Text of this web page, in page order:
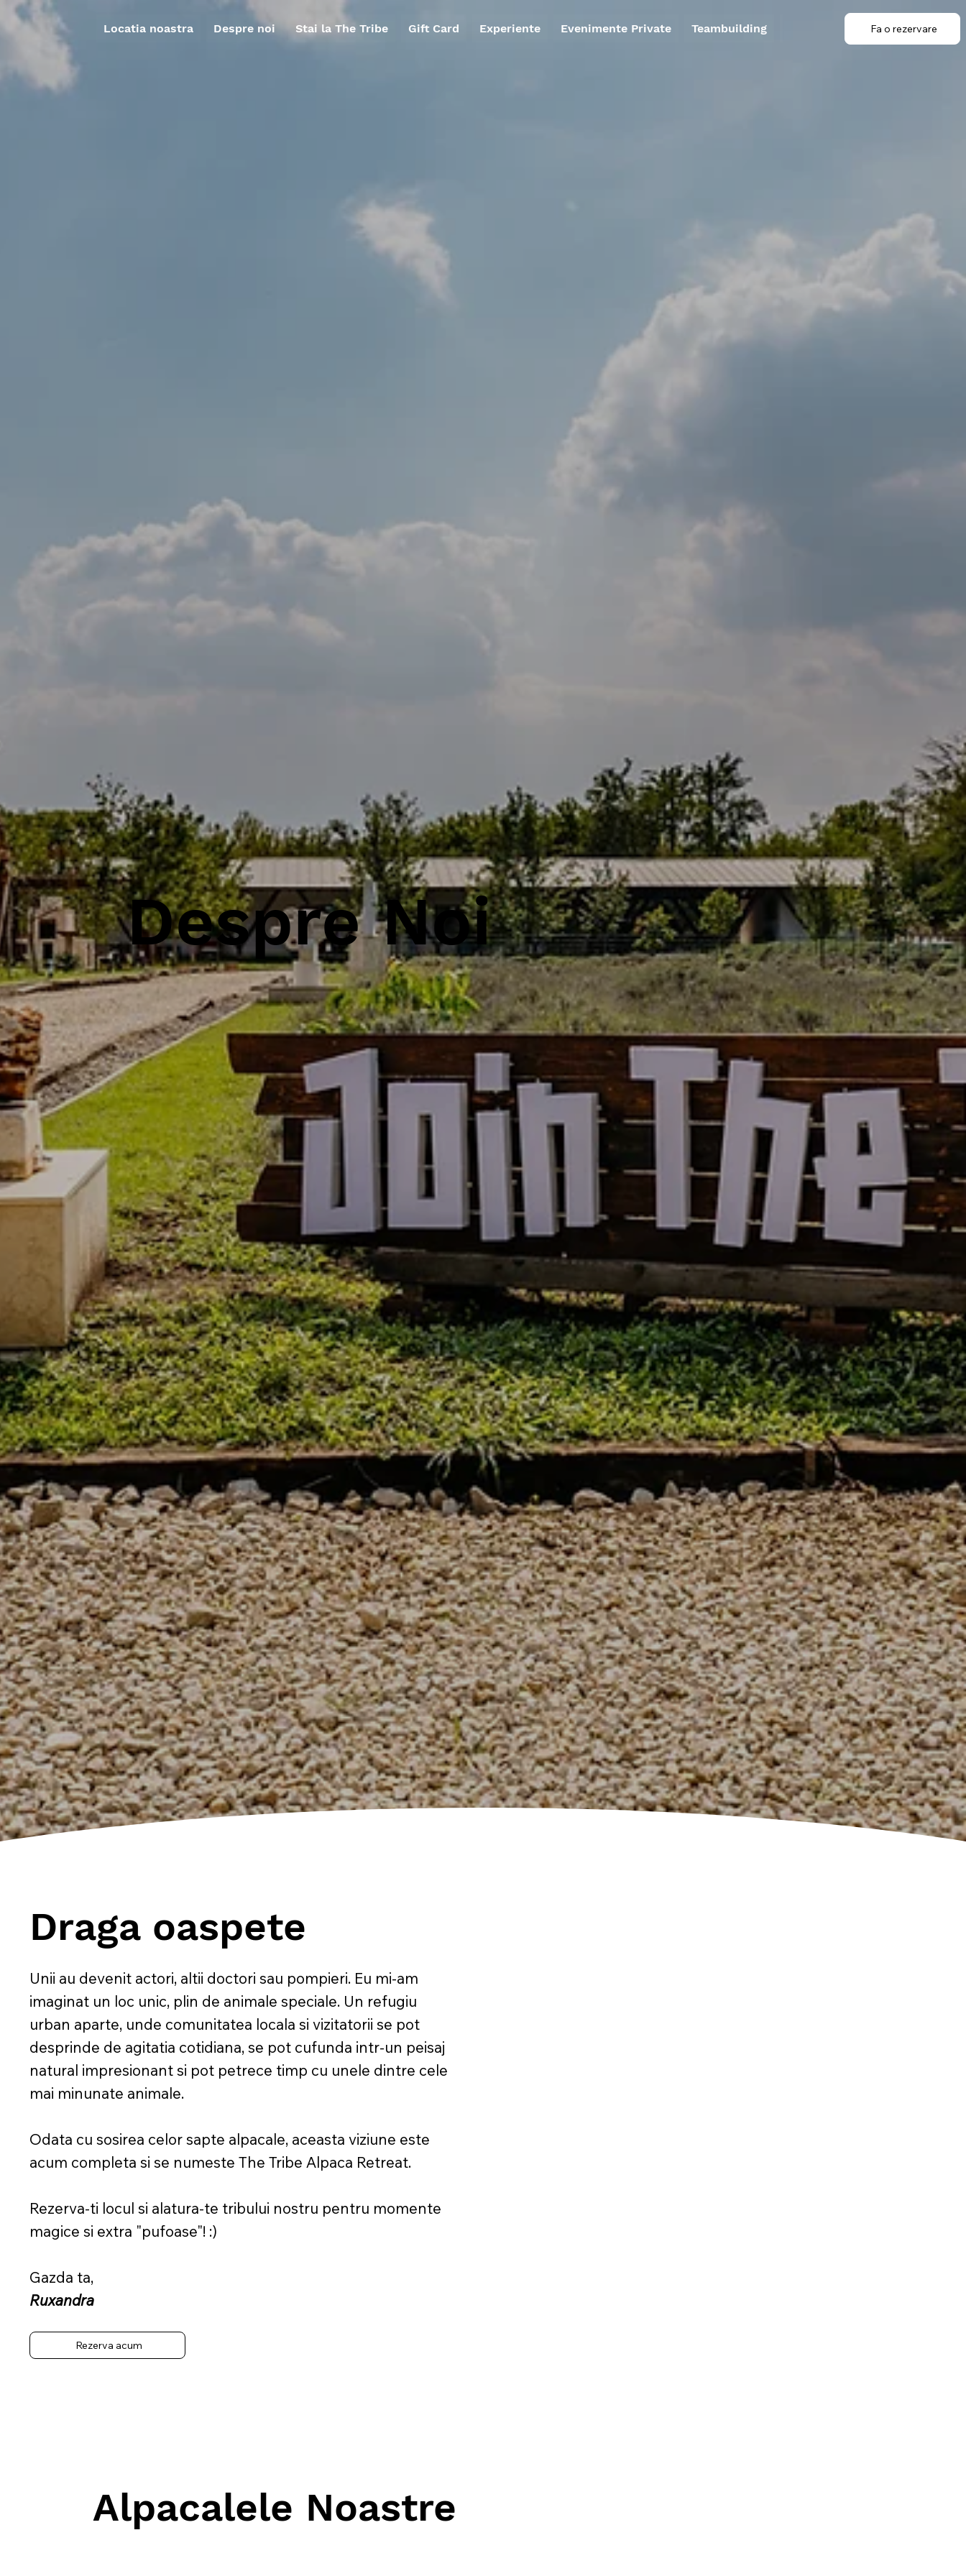
Locatia noastra Despre noi Stai la The Tribe Gift Card Experiente Evenimente Private Teambuilding Fa o rezervare
Despre Noi
Draga oaspete
Unii au devenit actori, altii doctori sau pompieri. Eu mi-am
imaginat un loc unic, plin de animale speciale. Un refugiu
urban aparte, unde comunitatea locala si vizitatorii se pot
desprinde de agitatia cotidiana, se pot cufunda intr-un peisaj
natural impresionant si pot petrece timp cu unele dintre cele
mai minunate animale.
​Odata cu sosirea celor sapte alpacale, aceasta viziune este
acum completa si se numeste The Tribe Alpaca Retreat.
Rezerva-ti locul si alatura-te tribului nostru pentru momente
magice si extra "pufoase"! :)
Gazda ta,
​Ruxandra
Rezerva acum
Alpacalele Noastre